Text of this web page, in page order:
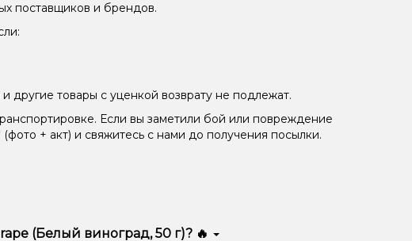
поставщиков и брендов.
товары с уценкой возврату не подлежат.
Если вы заметили бой или повреждение
+ акт) и свяжитесь с нами до получения посылки.
(Белый виноград, 50 г)? 🔥